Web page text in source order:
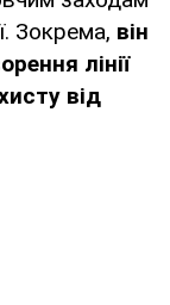
Зокрема, він
лінії
від